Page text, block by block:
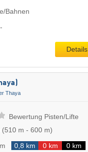
Bahnen
Details
Thaya
Bewertung Pisten/Lifte
(510 m - 600 m)
0,8 km 0 km 0 km